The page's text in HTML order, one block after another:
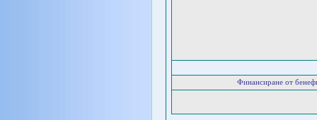
Финансиране от